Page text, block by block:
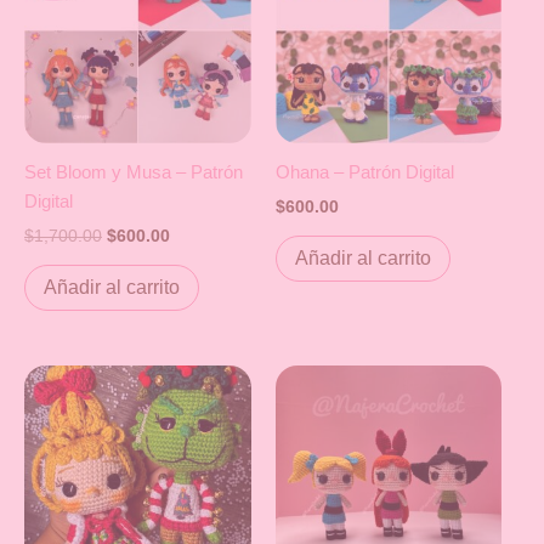
Set Bloom y Musa – Patrón
Digital
$1,700.00 $600.00
Añadir al carrito
Ohana – Patrón Digital
$600.00
Añadir al carrito